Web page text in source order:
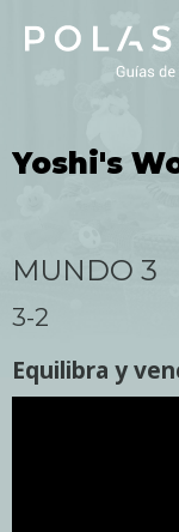
Yoshi's
MUNDO 3
3-2
Equilibra y